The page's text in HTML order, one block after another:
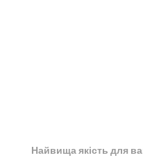
Найвища якість для